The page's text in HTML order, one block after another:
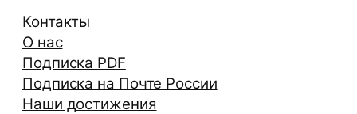
Контакты
О нас
Подписка PDF
Подписка на Почте России
Наши достижения